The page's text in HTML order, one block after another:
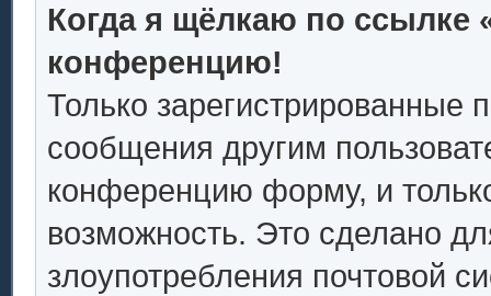
Когда я щёлкаю по ссылке
конференцию!
Только зарегистрированные
сообщения другим
конференцию форму, и
возможность. Это сделано
злоупотребления почтовой